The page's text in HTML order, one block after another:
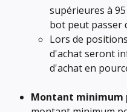
supérieures à
bot peut passer
Lors de
d'achat seront
d'achat en
Montant minimum